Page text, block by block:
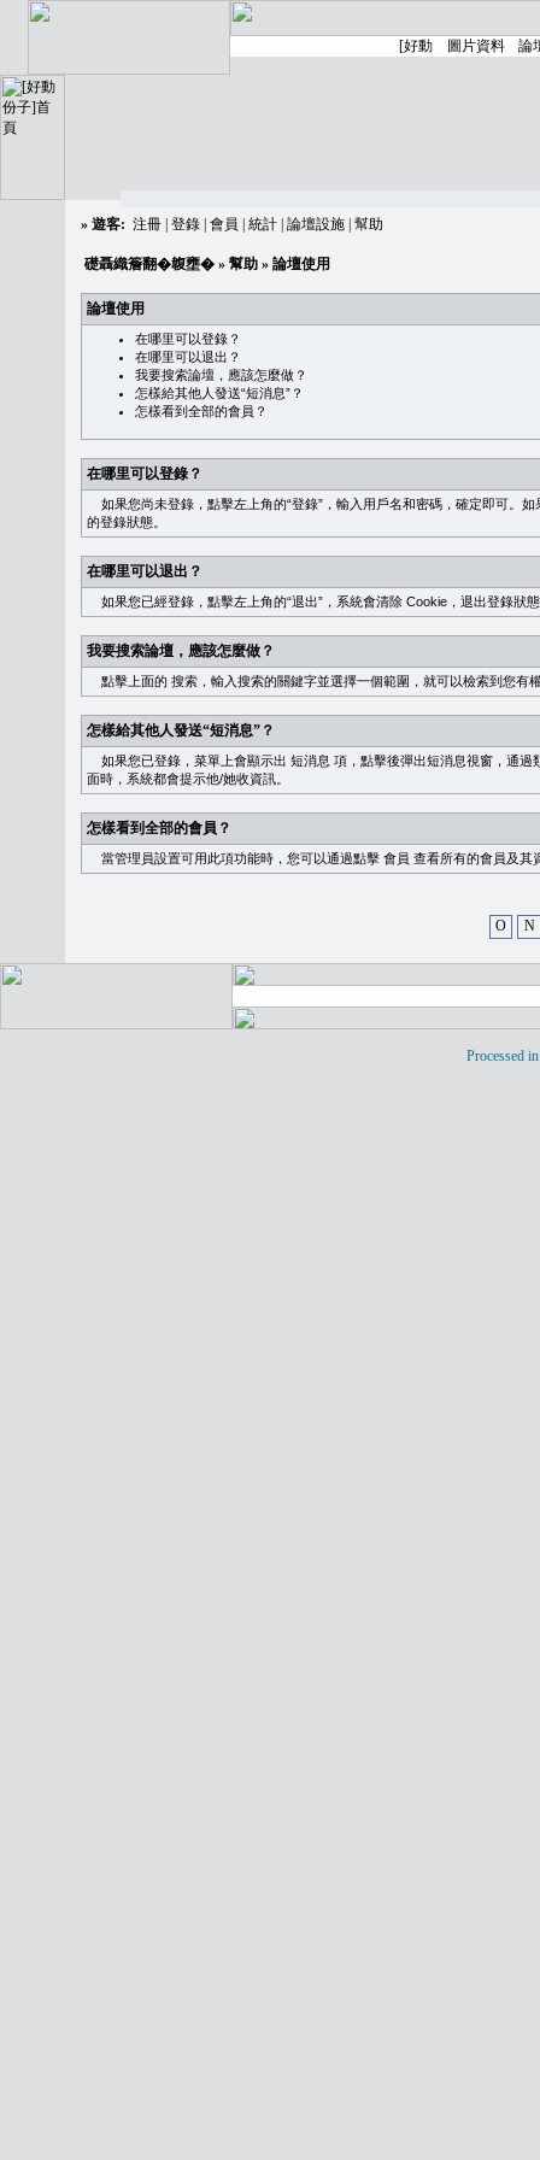
» 遊客: 注冊 登錄 會員 統計 論壇設施 幫助
礎聶織簷翻�䪖壅� » 幫助 » 論壇使用
論壇使用
在哪里可以登錄？
在哪里可以退出？
我要搜索論壇，應該怎麼做？
怎樣給其他人發送“短消息”？
怎樣看到全部的會員？
在哪里可以登錄？
如果您尚未登錄，點擊左上角的“登錄”，輸入用戶名和密碼，確定即可。
的登錄狀態。
在哪里可以退出？
如果您已經登錄，點擊左上角的“退出”，系統會清除 Cookie，退出登錄狀
我要搜索論壇，應該怎麼做？
點擊上面的 搜索 ，輸入搜索的關鍵字並選擇一個範圍，就可以檢索到您有
怎樣給其他人發送“短消息”？
如果您已登錄，菜單上會顯示出 短消息 項，點擊後彈出短消息視窗，通過
面時，系統都會提示他/她收資訊。
怎樣看到全部的會員？
當管理員設置可用此項功能時，您可以通過點擊 會員 查看所有的會員及其
O N
Processed